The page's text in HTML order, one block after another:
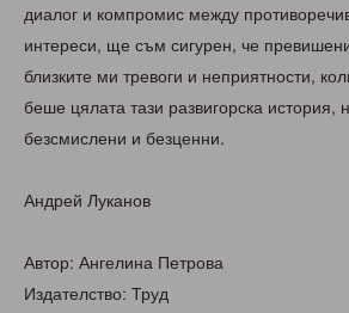
диалог и компромис между
интереси, ще съм сигурен, че
близките ми тревоги и неприятности,
беше цялата тази развигорска история,
безсмислени и безценни.
Андрей Луканов
Автор: Ангелина Петрова
Издателство: Труд